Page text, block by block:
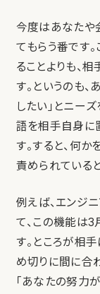
今度はあなたや
てもらう番です
ることよりも、
す。というのも
したい」とニー
語を相手自身に
す。すると、何
責められている
例えば、エンジ
て、この機能は3
す。ところが相
め切りに間に合
「あなたの努力